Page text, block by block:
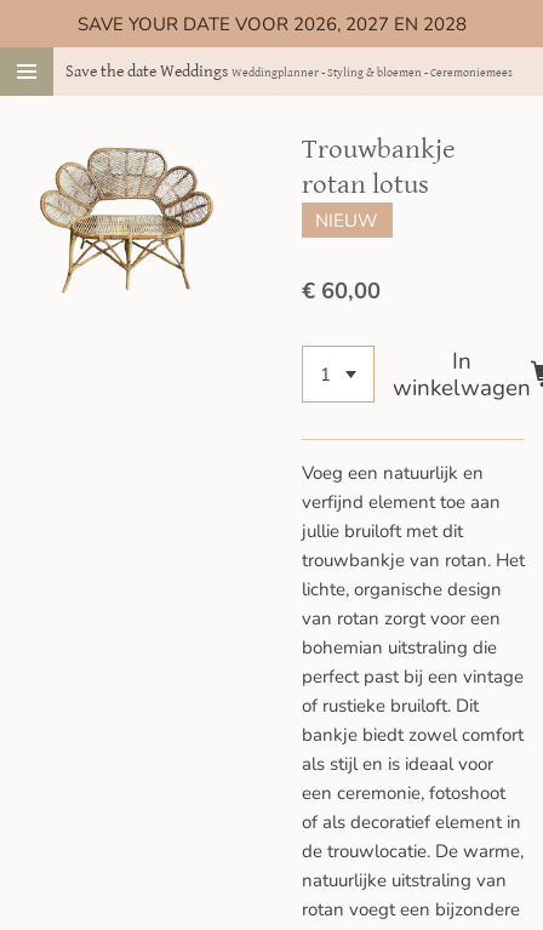
direct
naar
Save the date Weddings Weddingplanner - Styling & bloemen - Ceremoniemeester
SAVE YOUR DATE VOOR 2026, 2027 EN 2028
Trouwbankje
rotan lotus
NIEUW
€ 60,00
In
winkelwagen
Voeg een natuurlijk en
verfijnd element toe aan
jullie bruiloft met dit
trouwbankje van rotan. Het
lichte, organische design
van rotan zorgt voor een
bohemian uitstraling die
perfect past bij een vintage
of rustieke bruiloft. Dit
bankje biedt zowel comfort
als stijl en is ideaal voor
een ceremonie, fotoshoot
of als decoratief element in
de trouwlocatie. De warme,
natuurlijke uitstraling van
rotan voegt een bijzondere